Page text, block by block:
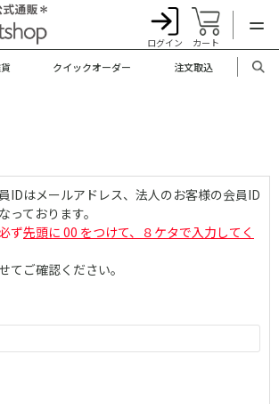
ログイン カート
クイックオーダー 注文取込
IDはメールアドレス、法人のお客様の会員ID
っております。
ず先頭に 00 をつけて、８ケタで入力してく
てご確認ください。